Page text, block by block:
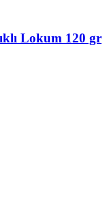
Lokum 120 gr